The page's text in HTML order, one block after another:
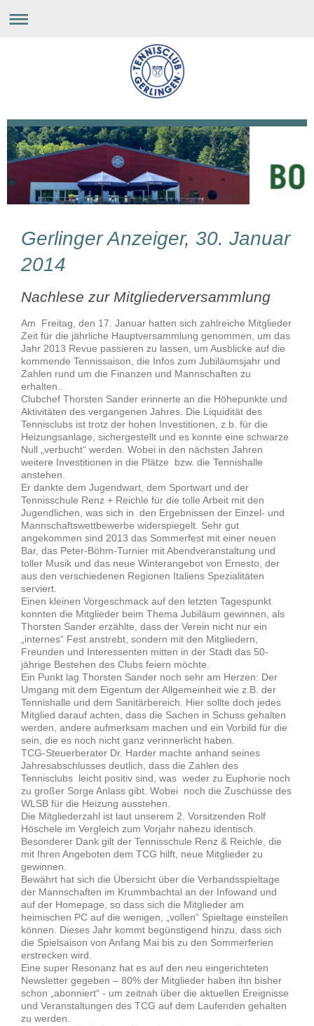
Gerlinger Anzeiger, 30. Januar
2014
Nachlese zur Mitgliederversammlung
Am Freitag, den 17. Januar hatten sich zahlreiche Mitglieder
Zeit für die jährliche Hauptversammlung genommen, um das
Jahr 2013 Revue passieren zu lassen, um Ausblicke auf die
kommende Tennissaison, die Infos zum Jubiläumsjahr und
Zahlen rund um die Finanzen und Mannschaften zu
erhalten..
Clubchef Thorsten Sander erinnerte an die Höhepunkte und
Aktivitäten des vergangenen Jahres. Die Liquidität des
Tennisclubs ist trotz der hohen Investitionen, z.b. für die
Heizungsanlage, sichergestellt und es konnte eine schwarze
Null „verbucht“ werden. Wobei in den nächsten Jahren
weitere Investitionen in die Plätze bzw. die Tennishalle
anstehen.
Er dankte dem Jugendwart, dem Sportwart und der
Tennisschule Renz + Reichle für die tolle Arbeit mit den
Jugendlichen, was sich in den Ergebnissen der Einzel- und
Mannschaftswettbewerbe widerspiegelt. Sehr gut
angekommen sind 2013 das Sommerfest mit einer neuen
Bar, das Peter-Böhm-Turnier mit Abendveranstaltung und
toller Musik und das neue Winterangebot von Ernesto, der
aus den verschiedenen Regionen Italiens Spezialitäten
serviert.
Einen kleinen Vorgeschmack auf den letzten Tagespunkt
konnten die Mitglieder beim Thema Jubiläum gewinnen, als
Thorsten Sander erzählte, dass der Verein nicht nur ein
„internes“ Fest anstrebt, sondern mit den Mitgliedern,
Freunden und Interessenten mitten in der Stadt das 50-
jährige Bestehen des Clubs feiern möchte.
Ein Punkt lag Thorsten Sander noch sehr am Herzen: Der
Umgang mit dem Eigentum der Allgemeinheit wie z.B. der
Tennishalle und dem Sanitärbereich. Hier sollte doch jedes
Mitglied darauf achten, dass die Sachen in Schuss gehalten
werden, andere aufmerksam machen und ein Vorbild für die
sein, die es noch nicht ganz verinnerlicht haben.
TCG-Steuerberater Dr. Harder machte anhand seines
Jahresabschlusses deutlich, dass die Zahlen des
Tennisclubs leicht positiv sind, was weder zu Euphorie noch
zu großer Sorge Anlass gibt. Wobei noch die Zuschüsse des
WLSB für die Heizung ausstehen.
Die Mitgliederzahl ist laut unserem 2. Vorsitzenden Rolf
Höschele im Vergleich zum Vorjahr nahezu identisch.
Besonderer Dank gilt der Tennisschule Renz & Reichle, die
mit Ihren Angeboten dem TCG hilft, neue Mitglieder zu
gewinnen.
Bewährt hat sich die Übersicht über die Verbandsspieltage
der Mannschaften im Krummbachtal an der Infowand und
auf der Homepage, so dass sich die Mitglieder am
heimischen PC auf die wenigen, „vollen“ Spieltage einstellen
können. Dieses Jahr kommt begünstigend hinzu, dass sich
die Spielsaison von Anfang Mai bis zu den Sommerferien
erstrecken wird.
Eine super Resonanz hat es auf den neu eingerichteten
Newsletter gegeben – 80% der Mitglieder haben ihn bisher
schon „abonniert“ - um zeitnah über die aktuellen Ereignisse
und Veranstaltungen des TCG auf dem Laufenden gehalten
zu werden.